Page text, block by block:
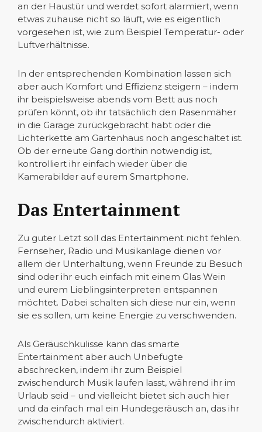
an der Haustür und werdet sofort alarmiert, wenn
etwas zuhause nicht so läuft, wie es eigentlich
vorgesehen ist, wie zum Beispiel Temperatur- oder
Luftverhältnisse.
In der entsprechenden Kombination lassen sich
aber auch Komfort und Effizienz steigern – indem
ihr beispielsweise abends vom Bett aus noch
prüfen könnt, ob ihr tatsächlich den Rasenmäher
in die Garage zurückgebracht habt oder die
Lichterkette am Gartenhaus noch angeschaltet ist.
Ob der erneute Gang dorthin notwendig ist,
kontrolliert ihr einfach wieder über die
Kamerabilder auf eurem Smartphone.
Das Entertainment
Zu guter Letzt soll das Entertainment nicht fehlen.
Fernseher, Radio und Musikanlage dienen vor
allem der Unterhaltung, wenn Freunde zu Besuch
sind oder ihr euch einfach mit einem Glas Wein
und eurem Lieblingsinterpreten entspannen
möchtet. Dabei schalten sich diese nur ein, wenn
sie es sollen, um keine Energie zu verschwenden.
Als Geräuschkulisse kann das smarte
Entertainment aber auch Unbefugte
abschrecken, indem ihr zum Beispiel
zwischendurch Musik laufen lasst, während ihr im
Urlaub seid – und vielleicht bietet sich auch hier
und da einfach mal ein Hundegeräusch an, das ihr
zwischendurch aktiviert.